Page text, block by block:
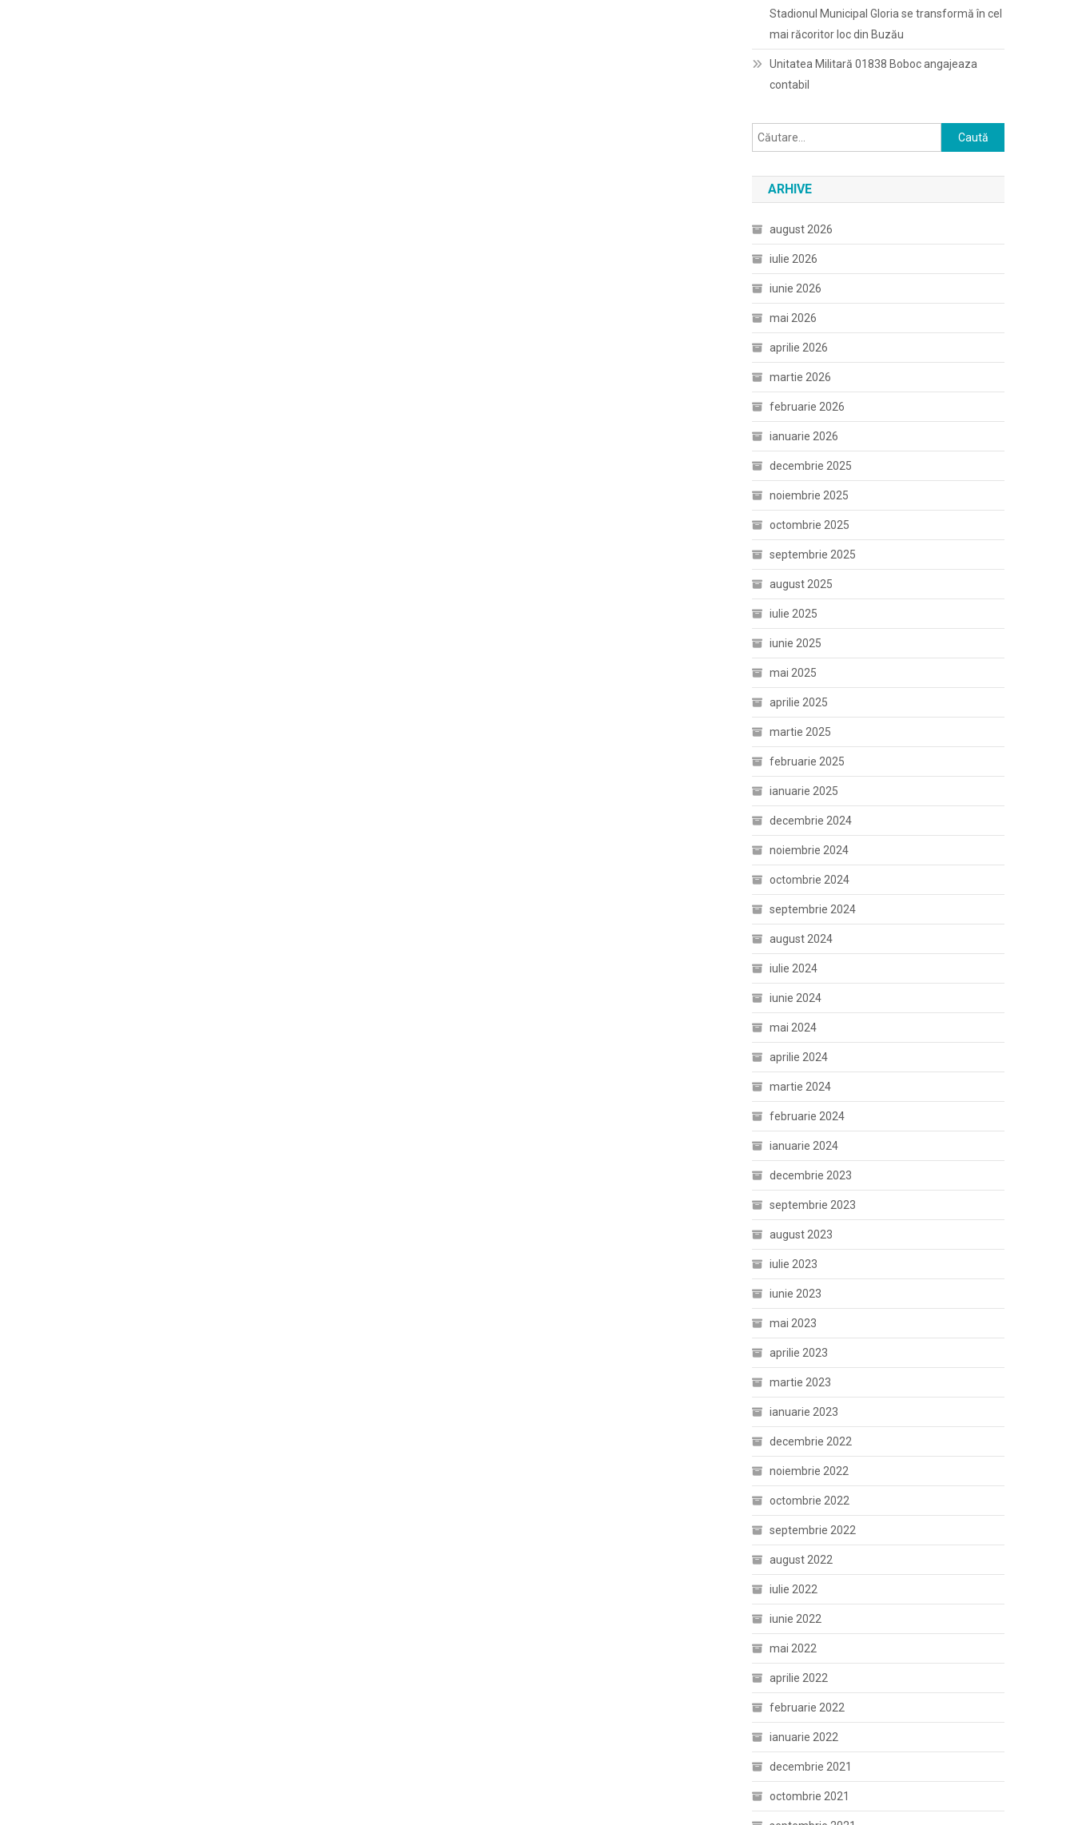
Stadionul Municipal Gloria se transformă în cel
mai răcoritor loc din Buzău
Unitatea Militară 01838 Boboc angajeaza
contabil
Caută
după:
ARHIVE
august 2026
iulie 2026
iunie 2026
mai 2026
aprilie 2026
martie 2026
februarie 2026
ianuarie 2026
decembrie 2025
noiembrie 2025
octombrie 2025
septembrie 2025
august 2025
iulie 2025
iunie 2025
mai 2025
aprilie 2025
martie 2025
februarie 2025
ianuarie 2025
decembrie 2024
noiembrie 2024
octombrie 2024
septembrie 2024
august 2024
iulie 2024
iunie 2024
mai 2024
aprilie 2024
martie 2024
februarie 2024
ianuarie 2024
decembrie 2023
septembrie 2023
august 2023
iulie 2023
iunie 2023
mai 2023
aprilie 2023
martie 2023
ianuarie 2023
decembrie 2022
noiembrie 2022
octombrie 2022
septembrie 2022
august 2022
iulie 2022
iunie 2022
mai 2022
aprilie 2022
februarie 2022
ianuarie 2022
decembrie 2021
octombrie 2021